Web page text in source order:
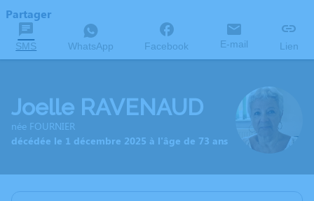
Partager
SMS WhatsApp Facebook E-mail Lien
Joelle RAVENAUD
née FOURNIER
décédée le 1 décembre 2025 à l'âge de 73 ans